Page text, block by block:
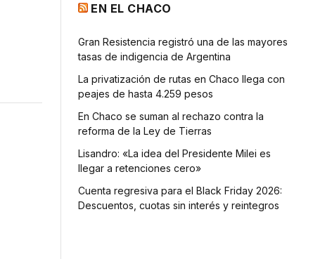
EN EL CHACO
Gran Resistencia registró una de las mayores
tasas de indigencia de Argentina
La privatización de rutas en Chaco llega con
peajes de hasta 4.259 pesos
En Chaco se suman al rechazo contra la
reforma de la Ley de Tierras
Lisandro: «La idea del Presidente Milei es
llegar a retenciones cero»
Cuenta regresiva para el Black Friday 2026:
Descuentos, cuotas sin interés y reintegros